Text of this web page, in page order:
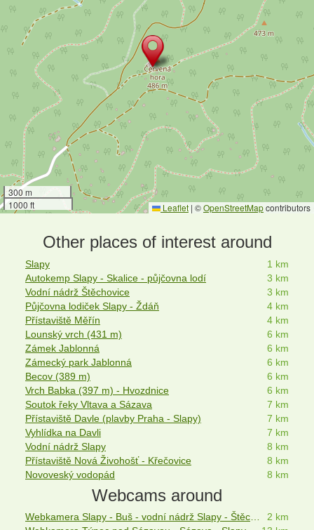
300 m
1000 ft
Leaflet | ©OpenStreetMapcontributors
Other places of interest around
Slapy
1 km
Autokemp Slapy - Skalice - půjčovna lodí
3 km
Vodní nádrž Štěchovice
3 km
Půjčovna lodiček Slapy - Ždáň
4 km
Přístaviště Měřín
4 km
Lounský vrch (431 m)
6 km
Zámek Jablonná
6 km
Zámecký park Jablonná
6 km
Becov (389 m)
6 km
Vrch Babka (397 m) - Hvozdnice
6 km
Soutok řeky Vltava a Sázava
7 km
Přístaviště Davle (plavby Praha - Slapy)
7 km
Vyhlídka na Davli
7 km
Vodní nádrž Slapy
8 km
Přístaviště Nová Živohošť - Křečovice
8 km
Novoveský vodopád
8 km
Webcams around
2 km